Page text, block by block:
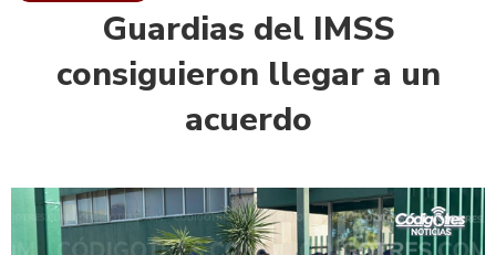
Guardias del IMSS
consiguieron llegar a un
acuerdo